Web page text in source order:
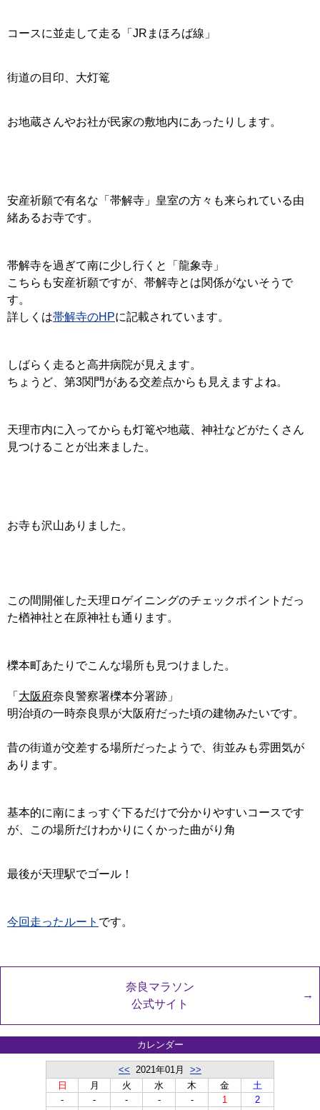
コースに並走して走る「JRまほろば線」
街道の目印、大灯篭
お地蔵さんやお社が民家の敷地内にあったりします。
安産祈願で有名な「帯解寺」皇室の方々も来られている由
緒あるお寺です。
帯解寺を過ぎて南に少し行くと「龍象寺」
こちらも安産祈願ですが、帯解寺とは関係がないそうで
す。
詳しくは帯解寺のHPに記載されています。
しばらく走ると高井病院が見えます。
ちょうど、第3関門がある交差点からも見えますよね。
天理市内に入ってからも灯篭や地蔵、神社などがたくさん
見つけることが出来ました。
お寺も沢山ありました。
この間開催した天理ロゲイニングのチェックポイントだっ
た楢神社と在原神社も通ります。
櫟本町あたりでこんな場所も見つけました。
「 大阪府奈良警察署櫟本分署跡」
明治頃の一時奈良県が大阪府だった頃の建物みたいです。
昔の街道が交差する場所だったようで、街並みも雰囲気が
あります。
基本的に南にまっすぐ下るだけで分かりやすいコースです
が、この場所だけわかりにくかった曲がり角
最後が天理駅でゴール！
今回走ったルート です。
奈良マラソン
公式サイト
カレンダー
<< 2021年01月 >>
日
月 火 水 木 金
土
-
- - - - 1
2